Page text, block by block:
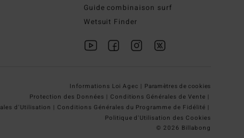
Guide combinaison surf
Wetsuit Finder
Informations Loi Agec | Paramètres de cookies
Protection des Données | Conditions Générales de Vente |
d'Utilisation | Conditions Générales du Programme de Fidélité |
Politique d'Utilisation des Cookies
© 2026 Billabong